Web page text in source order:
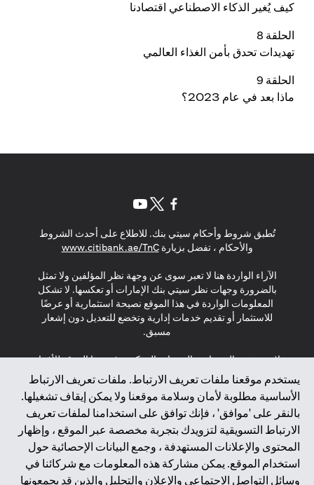
كيف يُغير الذكاء الاصطناعي اقتصادنا
الحلقة 8
تهديدات تحدق بأمن الغذاء العالمي
الحلقة 9
ماذا بعد في عام 2023؟
يستخدم موقعنا ملفات تعريف الارتباط. ملفات تعريف الارتباط
الأساسية مطلوبة لأمان وسلامة موقعنا ولا يمكن إيقاف تشغيلها.
بالنقر على 'موافق' ، فإنك توافق على استخدامنا لملفات تعريف
الارتباط التسويقية لتزويدك بتجربة مخصصة عبر الموقع ، وإظهار
المحتوى والإعلانات المستهدفة ، وجمع البيانات الإحصائية حول
استخدام الموقع. يمكن مشاركة هذه المعلومات مع شركائنا في
وسائل التواصل الاجتماعي والإعلان والتحليل والذين قد يجمعونها
تُطبق شروط وأحكام سيتي بنك. للاطلاع على أحدث الشروط
والأحكام ، تفضل بزيارةwww.citibank.ae/TnC
(opens in a new tab)
الآراء الواردة هنا لا تعبر سوى عن وجهة نظر المؤلفين ولا تمثل
بالضرورة وجهات نظر سيتي بنك الإمارات أو تعكسها. لا تشكل
المعلومات الواردة في هذا الموقع نصيحة استثمارية أو عرضًا
للاستثمار أو تقديم خدمات إدارية وتخضع للتعديل دون إشعار
مسبق.
لا يتم تقديم المنتجات والخدمات المذكورة في هذا الموقع للأفراد
المقيمين في الاتحاد الأوروبي أو المنطقة الاقتصادية الأوروبية أو
سويسرا أو غيرنسي أو جيرسي أو موناكو أو سان مارينو أو
الفاتيكان أو جزيرة مان أو المملكة المتحدة أو خصوصية البيانات
(لائحة حماية البيانات العامة \ قانون حماية البيانات الشخصية
العامة \ قانون خصوصية نيوزيلندا). المحتوى الموجود في هذه
الصفحة ليس ولا ينبغي تفسيره على أنه عرض أو دعوة أو دعوة
لشراء أو بيع أي من المنتجات والخدمات المذكورة هنا لمثل هؤلاء
الأفراد.